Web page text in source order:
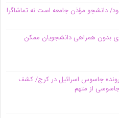
دانشجو مؤذن جامعه است نه تماشاگر!
بدون همراهی دانشجویان ممکن
جاسوس اسرائیل در کرج/‌ کشف
از متهم